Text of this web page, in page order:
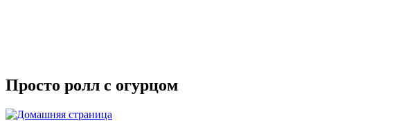
Просто ролл с огурцом